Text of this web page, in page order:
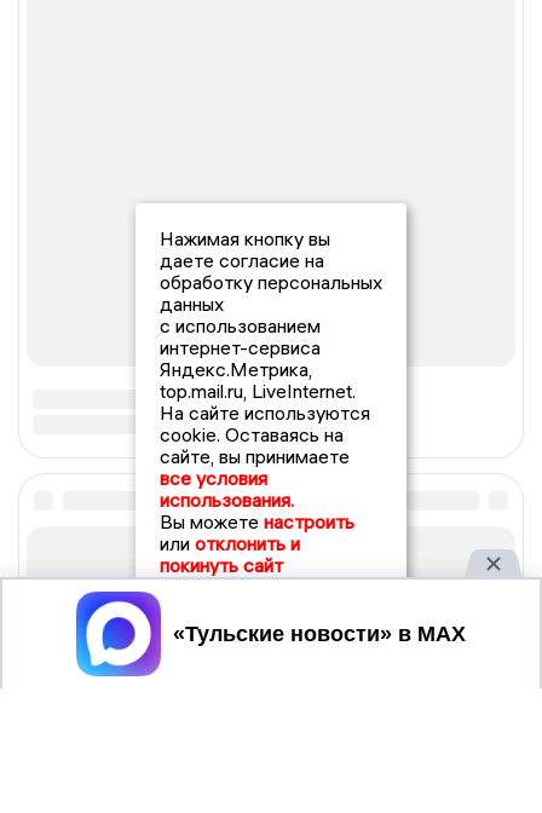
Нажимая кнопку вы
даете согласие на
обработку персональных
данных
с использованием
интернет-сервиса
Яндекс.Метрика,
top.mail.ru, LiveInternet.
На сайте используются
cookie. Оставаясь на
сайте, вы принимаете
все условия
использования.
Вы можете настроить
или отклонить и
покинуть сайт
Принять